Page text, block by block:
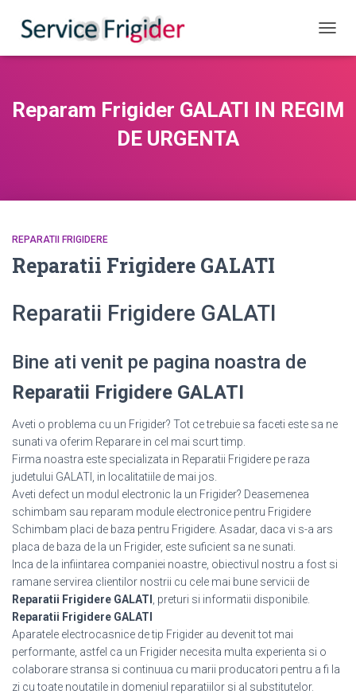
Reparam Frigider GALATI IN REGIM
DE URGENTA
REPARATII FRIGIDERE
Reparatii Frigidere GALATI
Reparatii Frigidere GALATI
Bine ati venit pe pagina noastra de
Reparatii Frigidere GALATI
Aveti o problema cu un Frigider? Tot ce trebuie sa faceti este sa ne
sunati va oferim Reparare in cel mai scurt timp.
Firma noastra este specializata in Reparatii Frigidere pe raza
judetului GALATI, in localitatiile de mai jos.
Aveti defect un modul electronic la un Frigider? Deasemenea
schimbam sau reparam module electronice pentru Frigidere
Schimbam placi de baza pentru Frigidere. Asadar, daca vi s-a ars
placa de baza de la un Frigider, este suficient sa ne sunati.
Inca de la infiintarea companiei noastre, obiectivul nostru a fost si
ramane servirea clientilor nostrii cu cele mai bune servicii de
Reparatii Frigidere GALATI
, preturi si informatii disponibile.
Reparatii Frigidere GALATI
Aparatele electrocasnice de tip Frigider au devenit tot mai
performante, astfel ca un Frigider necesita multa experienta si o
colaborare stransa si continuua cu marii producatori pentru a fi la
zi cu toate noutatile in domeniul reparatiilor si al substitutelor.